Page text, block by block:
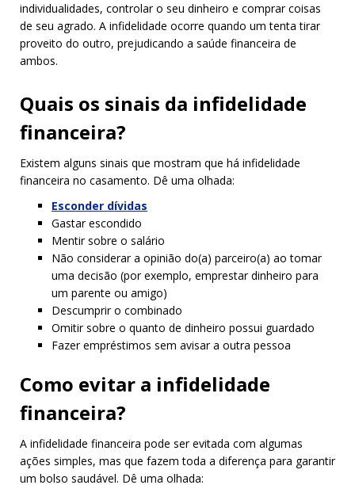
individualidades, controlar o seu dinheiro e comprar coisas
de seu agrado. A infidelidade ocorre quando um tenta tirar
proveito do outro, prejudicando a saúde financeira de
ambos.
Quais os sinais da infidelidade
financeira?
Existem alguns sinais que mostram que há infidelidade
financeira no casamento. Dê uma olhada:
Esconder dívidas
Gastar escondido
Mentir sobre o salário
Não considerar a opinião do(a) parceiro(a) ao tomar
uma decisão (por exemplo, emprestar dinheiro para
um parente ou amigo)
Descumprir o combinado
Omitir sobre o quanto de dinheiro possui guardado
Fazer empréstimos sem avisar a outra pessoa
Como evitar a infidelidade
financeira?
A infidelidade financeira pode ser evitada com algumas
ações simples, mas que fazem toda a diferença para garantir
um bolso saudável. Dê uma olhada: